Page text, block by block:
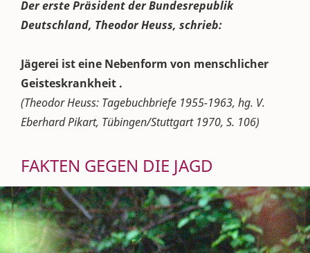
Der erste Präsident der Bundesrepublik
Deutschland, Theodor Heuss, schrieb:
Jägerei ist eine Nebenform von menschlicher
Geisteskrankheit .
(Theodor Heuss: Tagebuchbriefe 1955-1963, hg. V.
Eberhard Pikart, Tübingen/Stuttgart 1970, S. 106)
FAKTEN GEGEN DIE JAGD